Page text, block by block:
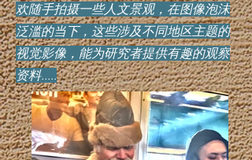
欢随手拍摄一些人文景观，在图像泡沫
泛滥的当下，这些涉及不同地区主题的
视觉影像，能为研究者提供有趣的观察
资料.....